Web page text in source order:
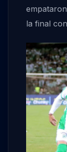
la final